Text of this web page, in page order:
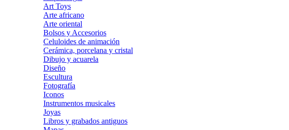
Art Toys
Arte africano
Arte oriental
Bolsos y Accesorios
Celuloides de animación
Cerámica, porcelana y cristal
Dibujo y acuarela
Diseño
Escultura
Fotografía
Iconos
Instrumentos musicales
Joyas
Libros y grabados antiguos